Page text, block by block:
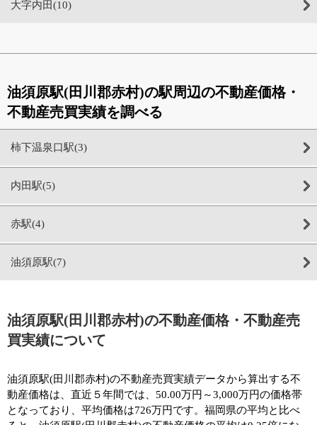
大字内田(10)
油須原駅(田川郡赤村)の駅周辺の不動産価格・
不動産売買実績を調べる
柿下温泉口駅(3)
内田駅(5)
赤駅(4)
油須原駅(7)
油須原駅(田川郡赤村)の不動産価格・不動産売
買実績について
油須原駅(田川郡赤村)の不動産売買実績データから算出する不
動産価格は、直近５年間では、50.00万円～3,000万円の価格帯
となっており、平均価格は726万円です。福岡県の平均と比べ